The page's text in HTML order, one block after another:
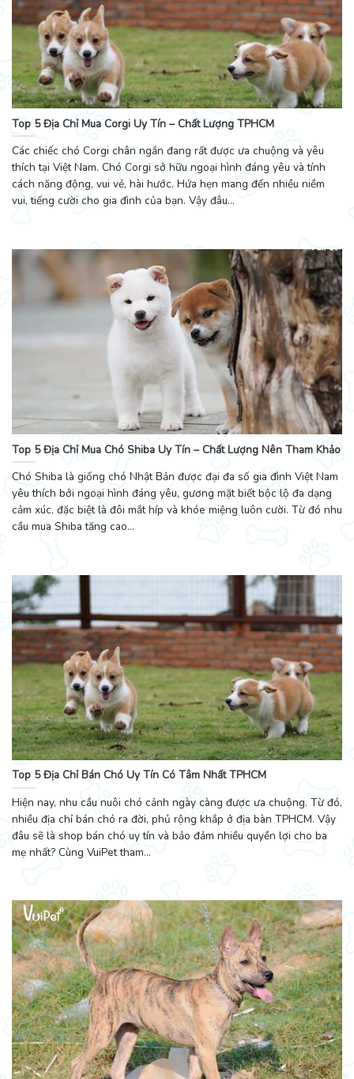
Top 5 Địa Chỉ Mua Corgi Uy Tín – Chất Lượng TPHCM
Các chiếc chó Corgi chân ngắn đang rất được ưa chuộng và yêu
thích tại Việt Nam. Chó Corgi sở hữu ngoại hình đáng yêu và tính
cách năng động, vui vẻ, hài hước. Hứa hẹn mang đến nhiều niềm
vui, tiếng cười cho gia đình của bạn. Vậy đâu...
Top 5 Địa Chỉ Mua Chó Shiba Uy Tín – Chất Lượng Nên Tham Khảo
Chó Shiba là giống chó Nhật Bản được đại đa số gia đình Việt Nam
yêu thích bởi ngoại hình đáng yêu, gương mặt biết bộc lộ đa dạng
cảm xúc, đặc biệt là đôi mắt híp và khóe miệng luôn cười. Từ đó nhu
cầu mua Shiba tăng cao...
Top 5 Địa Chỉ Bán Chó Uy Tín Có Tâm Nhất TPHCM
Hiện nay, nhu cầu nuôi chó cảnh ngày càng được ưa chuộng. Từ đó,
nhiều địa chỉ bán chó ra đời, phủ rộng khắp ở địa bàn TPHCM. Vậy
đâu sẽ là shop bán chó uy tín và bảo đảm nhiều quyền lợi cho ba
mẹ nhất? Cùng VuiPet tham...